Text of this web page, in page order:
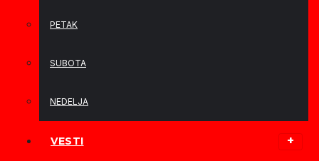
PETAK
SUBOTA
NEDELJA
VESTI